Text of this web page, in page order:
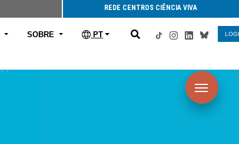
REDE CENTROS CIÊNCIA VIVA
SOBRE PT